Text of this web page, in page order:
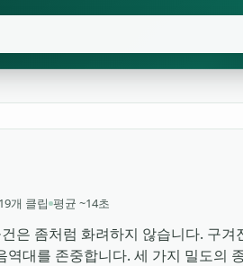
개 클립 평균 ~14초
은 좀처럼 화려하지 않습니다. 구
대를 존중합니다. 세 가지 밀도의